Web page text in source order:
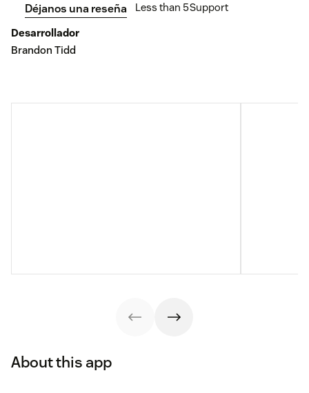
Déjanos una reseña
Less than 5Support
Desarrollador
Brandon Tidd
About this app